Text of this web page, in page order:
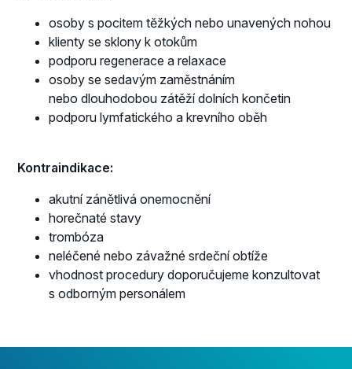
osoby s pocitem těžkých nebo unavených nohou
klienty se sklony k otokům
podporu regenerace a relaxace
osoby se sedavým zaměstnáním
nebo dlouhodobou zátěží dolních končetin
podporu lymfatického a krevního oběh
Kontraindikace:
akutní zánětlivá onemocnění
horečnaté stavy
trombóza
neléčené nebo závažné srdeční obtíže
vhodnost procedury doporučujeme konzultovat
s odborným personálem